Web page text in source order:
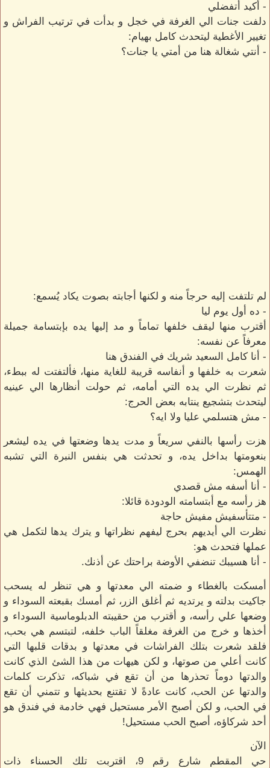
- أكيد أتفضلي
دلفت جنات الي الغرفة في خجل و بدأت في ترتيب الفراش و
تغيير الأغطية ليتحدث كامل بهيام:
- أنتي شغالة هنا من أمتي يا جنات؟
لم تلتفت إليه حرجاً منه و لكنها أجابته بصوت يكاد يُسمع:
- ده أول يوم ليا
أقترب منها ليقف خلفها تماماً و مد إليها يده بإبتسامة جميلة
معرفاً عن نفسه:
- أنا كامل السعيد شريك في الفندق هنا
شعرت به خلفها و أنفاسه قريبة للغاية منها، فألتفتت له ببطء،
ثم نظرت الي يده التي أمامه، ثم حولت أنظارها الي عينيه
ليتحدث بتشجيع ينتابه بعض الحرج:
- مش هتسلمي عليا ولا ايه؟
هزت رأسها بالنفي سريعاً و مدت يدها وضعتها في يده ليشعر
بنعومتها بداخل يده، و تحدثت هي بنفس النبرة التي تشبه
الهمس:
- أنا أسفه مش قصدي
هز رأسه مع أبتسامته الودودة قائلا:
- متتأسفيش مفيش حاجة
نظرت الي أيديهم بحرج ليفهم نظراتها و يترك يدها لتكمل هي
عملها فتحدث هو:
- أنا هسيبك تنضفي الأوضة براحتك عن أذنك.
أمسكت بالغطاء و ضمته الي معدتها و هي تنظر له يسحب
جاكيت بدلته و يرتديه ثم أغلق الزر، ثم أمسك بقبعته السوداء و
وضعها علي رأسه، و أقترب من حقيبته الدبلوماسية السوداء و
أخذها و خرج من الغرفة مغلقاً الباب خلفه، لتبتسم هي بحب،
فلقد شعرت بتلك الفراشات في معدتها و بدقات قلبها التي
كانت أعلي من صوتها، و لكن هيهات من هذا الشئ الذي كانت
والدتها دوماً تحذرها من أن تقع في شباكه، تذكرت كلمات
والدتها عن الحب، كانت عادةً لا تقتنع بحديثها و تتمني أن تقع
في الحب، و لكن أصبح الأمر مستحيل فهي خادمة في فندق هو
أحد شركاؤه، أصبح الحب مستحيل!
الآن
حي المقطم شارع رقم 9، اقتربت تلك الحسناء ذات